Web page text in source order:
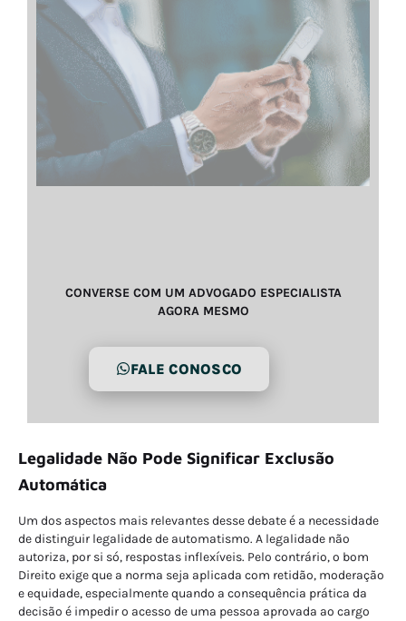
CONVERSE COM UM ADVOGADO ESPECIALISTA
AGORA MESMO
FALE CONOSCO
Legalidade Não Pode Significar Exclusão
Automática
Um dos aspectos mais relevantes desse debate é a necessidade
de distinguir legalidade de automatismo. A legalidade não
autoriza, por si só, respostas inflexíveis. Pelo contrário, o bom
Direito exige que a norma seja aplicada com retidão, moderação
e equidade, especialmente quando a consequência prática da
decisão é impedir o acesso de uma pessoa aprovada ao cargo